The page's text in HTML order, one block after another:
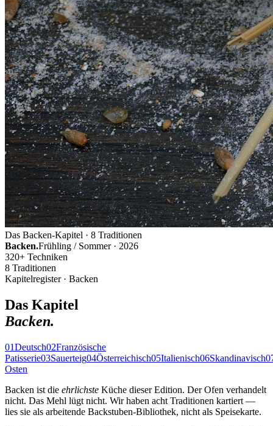
Das Backen-Kapitel · 8 Traditionen
Backen.Frühling / Sommer · 2026
320+ Techniken
8 Traditionen
Kapitelregister · Backen
Das Kapitel
Backen.
01Deutsch02Französische
Patisserie03Sauerteig04Österreichisch05Italienisch06Skandinavisch
Osten
Backen ist die ehrlichste Küche dieser Edition. Der Ofen verhandelt
nicht. Das Mehl lügt nicht. Wir haben acht Traditionen kartiert —
lies sie als arbeitende Backstuben-Bibliothek, nicht als Speisekarte.